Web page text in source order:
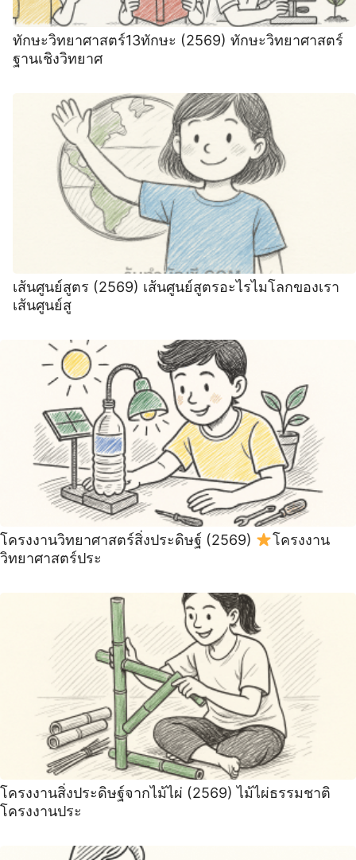
ทักษะวิทยาศาสตร์13ทักษะ (2569) ทักษะวิทยาศาสตร์
ฐานเชิงวิทยาศ
เส้นศูนย์สูตร (2569) เส้นศูนย์สูตรอะไรไมโลกของเรา
เส้นศูนย์สู
โครงงานวิทยาศาสตร์สิ่งประดิษฐ์ (2569)
โครงงาน
วิทยาศาสตร์ประ
โครงงานสิ่งประดิษฐ์จากไม้ไผ่ (2569) ไม้ไผ่ธรรมชาติ
โครงงานประ